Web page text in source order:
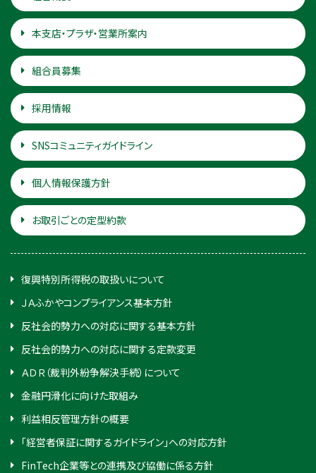
本支店・プラザ・営業所案内
組合員募集
採用情報
SNSコミュニティガイドライン
個人情報保護方針
お取引ごとの定型約款
復興特別所得税の取扱いについて
ＪＡふかやコンプライアンス基本方針
反社会的勢力への対応に関する基本方針
反社会的勢力への対応に関する定款変更
ＡＤＲ（裁判外紛争解決手続）について
金融円滑化に向けた取組み
利益相反管理方針の概要
「経営者保証に関するガイドライン」への対応方針
FinTech企業等との連携及び協働に係る方針